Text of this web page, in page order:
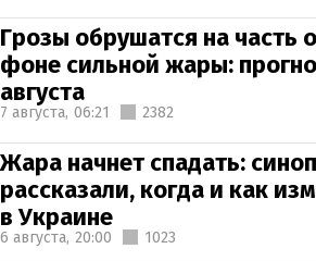
Грозы обрушатся на часть
фоне сильной жары:
августа
7 августа, 06:21 2382
Жара начнет спадать:
рассказали, когда и как
в Украине
6 августа, 20:00 1023